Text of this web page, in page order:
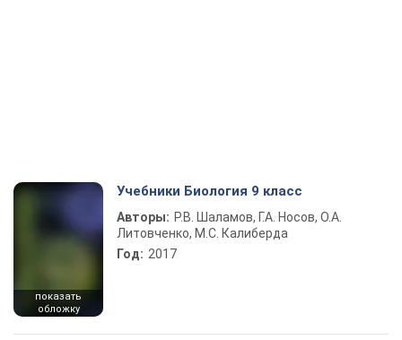
показать
обложку
Учебники Биология 9 класс
Авторы: Р.В. Шаламов, Г.А. Носов, О.А.
Литовченко, М.С. Калиберда
Год: 2017